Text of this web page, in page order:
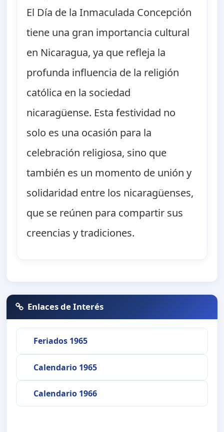
El Día de la Inmaculada Concepción
tiene una gran importancia cultural
en Nicaragua, ya que refleja la
profunda influencia de la religión
católica en la sociedad
nicaragüense. Esta festividad no
solo es una ocasión para la
celebración religiosa, sino que
también es un momento de unión y
solidaridad entre los nicaragüenses,
que se reúnen para compartir sus
creencias y tradiciones.
Enlaces de Interés
Feriados 1965
Calendario 1965
Calendario 1966